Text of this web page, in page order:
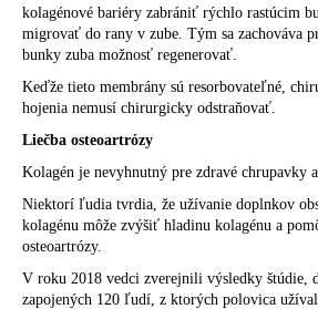
kolagénové bariéry zabrániť rýchlo rastúcim
migrovať do rany v zube. Tým sa zachováva
bunky zuba možnosť regenerovať.
Keďže tieto membrány sú resorbovateľné,
hojenia nemusí chirurgicky odstraňovať.
Liečba osteoartrózy
Kolagén je nevyhnutný pre zdravé chrupavky a
Niektorí ľudia tvrdia, že užívanie doplnkov
kolagénu môže zvýšiť hladinu kolagénu a
osteoartrózy.
V roku 2018 vedci zverejnili výsledky štúdie,
zapojených 120 ľudí, z ktorých polovica